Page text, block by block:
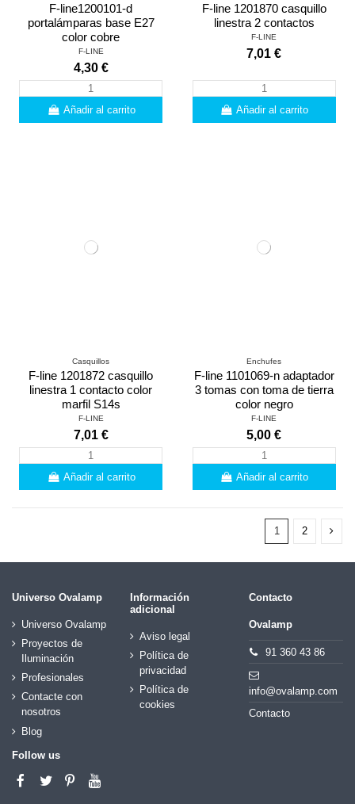
F-line1200101-d
portalámparas base E27
color cobre
F-LINE
4,30 €
Añadir al carrito
F-line 1201870 casquillo
linestra 2 contactos
F-LINE
7,01 €
Añadir al carrito
Casquillos
F-line 1201872 casquillo
linestra 1 contacto color
marfil S14s
F-LINE
7,01 €
Añadir al carrito
Enchufes
F-line 1101069-n adaptador
3 tomas con toma de tierra
color negro
F-LINE
5,00 €
Añadir al carrito
1 2
Universo Ovalamp
Universo Ovalamp
Proyectos de
Iluminación
Profesionales
Contacte con
nosotros
Blog
Información
adicional
Aviso legal
Política de
privacidad
Política de
cookies
Contacto
Ovalamp
91 360 43 86
info@ovalamp.com
Contacto
Follow us